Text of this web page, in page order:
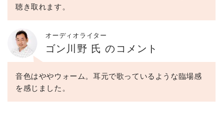
聴き取れます。
オーディオライター
ゴン川野 氏 のコメント
音色はややウォーム。耳元で歌っているような臨場感
を感じました。